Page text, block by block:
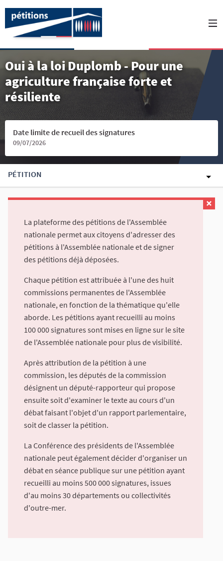
Oui à la loi Duplomb - Pour une
agriculture française forte et
résiliente
Date limite de recueil des signatures
09/07/2026
PÉTITION
La plateforme des pétitions de l'Assemblée
nationale permet aux citoyens d'adresser des
pétitions à l'Assemblée nationale et de signer
des pétitions déjà déposées.
Chaque pétition est attribuée à l'une des huit
commissions permanentes de l'Assemblée
nationale, en fonction de la thématique qu'elle
aborde. Les pétitions ayant recueilli au moins
100 000 signatures sont mises en ligne sur le site
de l'Assemblée nationale pour plus de visibilité.
Après attribution de la pétition à une
commission, les députés de la commission
désignent un député-rapporteur qui propose
ensuite soit d'examiner le texte au cours d'un
débat faisant l'objet d'un rapport parlementaire,
soit de classer la pétition.
La Conférence des présidents de l'Assemblée
nationale peut également décider d'organiser un
débat en séance publique sur une pétition ayant
recueilli au moins 500 000 signatures, issues
d'au moins 30 départements ou collectivités
d'outre-mer.